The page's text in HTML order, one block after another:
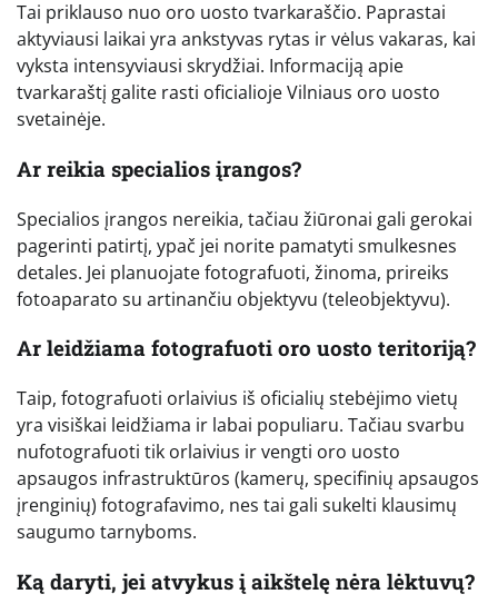
Tai priklauso nuo oro uosto tvarkaraščio. Paprastai
aktyviausi laikai yra ankstyvas rytas ir vėlus vakaras, kai
vyksta intensyviausi skrydžiai. Informaciją apie
tvarkaraštį galite rasti oficialioje Vilniaus oro uosto
svetainėje.
Ar reikia specialios įrangos?
Specialios įrangos nereikia, tačiau žiūronai gali gerokai
pagerinti patirtį, ypač jei norite pamatyti smulkesnes
detales. Jei planuojate fotografuoti, žinoma, prireiks
fotoaparato su artinančiu objektyvu (teleobjektyvu).
Ar leidžiama fotografuoti oro uosto teritoriją?
Taip, fotografuoti orlaivius iš oficialių stebėjimo vietų
yra visiškai leidžiama ir labai populiaru. Tačiau svarbu
nufotografuoti tik orlaivius ir vengti oro uosto
apsaugos infrastruktūros (kamerų, specifinių apsaugos
įrenginių) fotografavimo, nes tai gali sukelti klausimų
saugumo tarnyboms.
Ką daryti, jei atvykus į aikštelę nėra lėktuvų?